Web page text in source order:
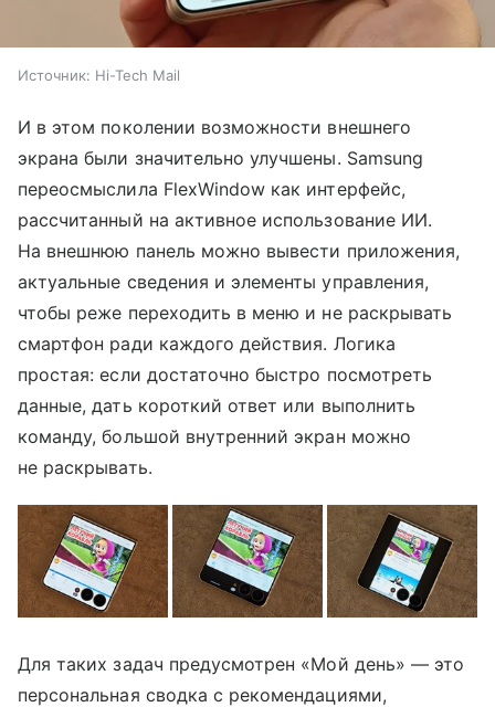
Источник: Hi-Tech Mail
И в этом поколении возможности внешнего
экрана были значительно улучшены. Samsung
переосмыслила FlexWindow как интерфейс,
рассчитанный на активное использование ИИ.
На внешнюю панель можно вывести приложения,
актуальные сведения и элементы управления,
чтобы реже переходить в меню и не раскрывать
смартфон ради каждого действия. Логика
простая: если достаточно быстро посмотреть
данные, дать короткий ответ или выполнить
команду, большой внутренний экран можно
не раскрывать.
Для таких задач предусмотрен «Мой день» — это
персональная сводка с рекомендациями,